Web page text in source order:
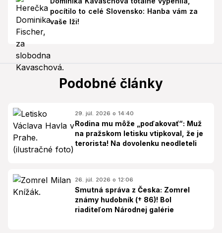
pocítilo to celé Slovensko: Hanba vám za
vaše lži!
Podobné články
29. júl. 2026 o 14:40
Rodina mu môže „poďakovať“: Muž
na pražskom letisku vtipkoval, že je
terorista! Na dovolenku neodleteli
26. júl. 2026 o 12:06
Smutná správa z Česka: Zomrel
známy hudobník († 86)! Bol
riaditeľom Národnej galérie